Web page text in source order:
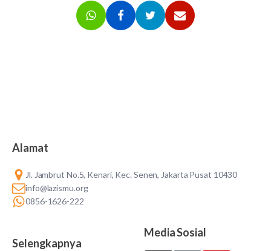
Alamat
Jl. Jambrut No.5, Kenari, Kec. Senen, Jakarta Pusat 10430
info@lazismu.org
0856-1626-222
Selengkapnya
Media Sosial